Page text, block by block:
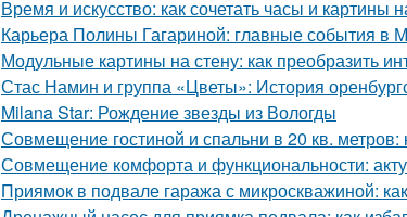
Время и искусство: как сочетать часы и картины
Карьера Полины Гагариной: главные события в
Модульные картины на стену: как преобразить
Стас Намин и группа «Цветы»: История
Milana Star: Рождение звезды из Вологды
Совмещение гостиной и спальни в 20 кв. метров:
Совмещение комфорта и функциональности:
Приямок в подвале гаража с микроскважиной: